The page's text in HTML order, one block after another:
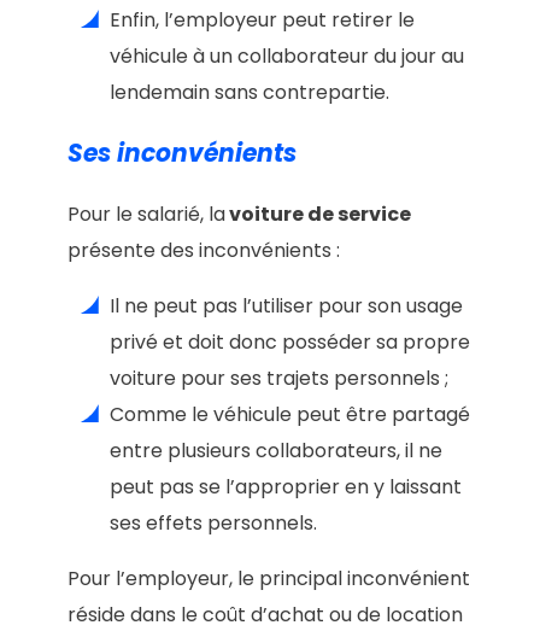
Enfin, l’employeur peut retirer le
véhicule à un collaborateur du jour au
lendemain sans contrepartie.
Ses inconvénients
Pour le salarié, lavoiture de service
présente des inconvénients :
Il ne peut pas l’utiliser pour son usage
privé et doit donc posséder sa propre
voiture pour ses trajets personnels ;
Comme le véhicule peut être partagé
entre plusieurs collaborateurs, il ne
peut pas se l’approprier en y laissant
ses effets personnels.
Pour l’employeur, le principal inconvénient
réside dans le coût d’achat ou de location